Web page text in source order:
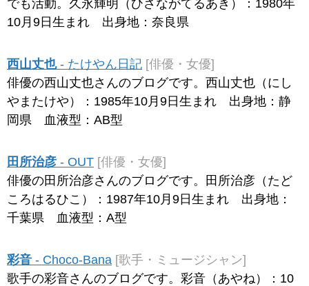
でも活動。久永輝明（ひさながてるあき）：1980年
10月9日生まれ 出身地：奈良県
西山丈也- たけやん日記 [俳優・女優]
俳優の西山丈也さんのブログです。西山丈也（にし
やまたけや）：1985年10月9日生まれ 出身地：静
岡県 血液型：AB型
田所治彦 - OUT [俳優・女優]
俳優の田所治彦さんのブログです。田所治彦（たど
ころはるひこ）：1987年10月9日生まれ 出身地：
千葉県 血液型：A型
彩音 - Choco-Bana [歌手・ミュージシャン]
歌手の彩音さんのブログです。彩音（あやね）：10